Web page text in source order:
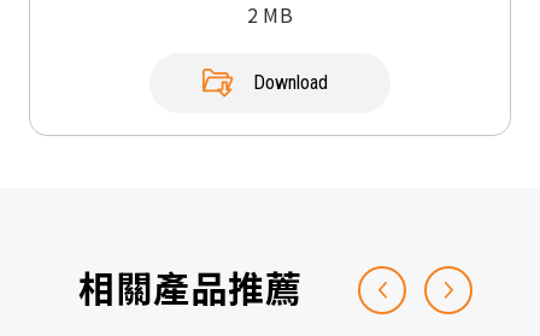
2 MB
Download
相關產品推薦